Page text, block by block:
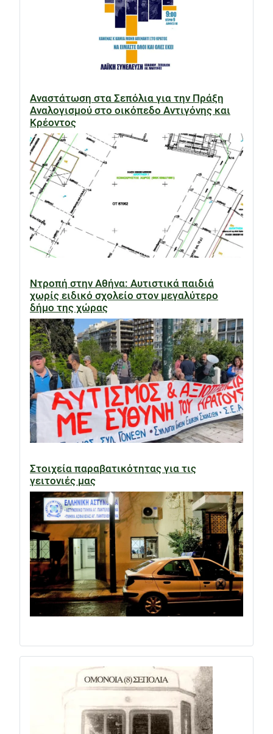
Αναστάτωση στα Σεπόλια για την Πράξη
Αναλογισμού στο οικόπεδο Αντιγόνης και
Κρέοντος
Ντροπή στην Αθήνα: Αυτιστικά παιδιά
χωρίς ειδικό σχολείο στον μεγαλύτερο
δήμο της χώρας
Στοιχεία παραβατικότητας για τις
γειτονιές μας